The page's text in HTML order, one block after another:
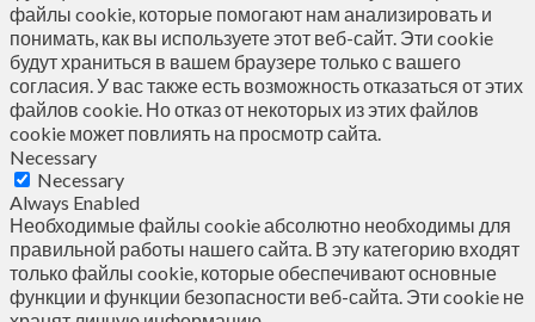
файлы cookie, которые помогают нам анализировать и
понимать, как вы используете этот веб-сайт. Эти cookie
будут храниться в вашем браузере только с вашего
согласия. У вас также есть возможность отказаться от этих
файлов cookie. Но отказ от некоторых из этих файлов
cookie может повлиять на просмотр сайта.
Necessary
Necessary
Always Enabled
Необходимые файлы cookie абсолютно необходимы для
правильной работы нашего сайта. В эту категорию входят
только файлы cookie, которые обеспечивают основные
функции и функции безопасности веб-сайта. Эти cookie не